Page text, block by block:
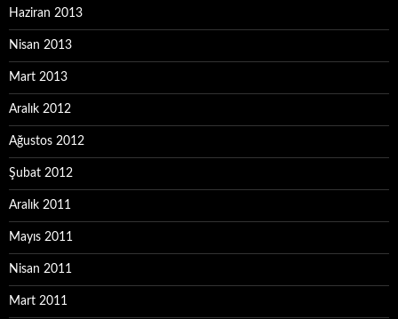
Haziran 2013
Nisan 2013
Mart 2013
Aralık 2012
Ağustos 2012
Şubat 2012
Aralık 2011
Mayıs 2011
Nisan 2011
Mart 2011